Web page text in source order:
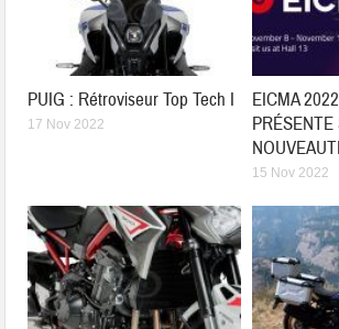
PUIG : Rétroviseur Top Tech I
17 Nov 2022
EICMA
PRÉSENTE
15 Nov 2022